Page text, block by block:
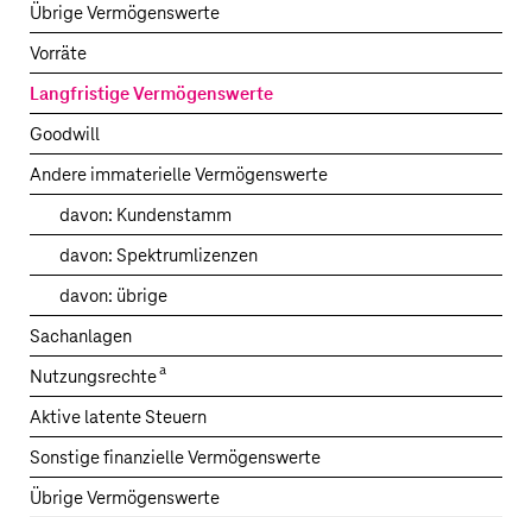
Schulden
Übrige Vermögenswerte
Vorräte
Langfristige Vermögenswerte
Goodwill
Andere immaterielle Vermögenswerte
davon: Kundenstamm
davon: Spektrumlizenzen
davon: übrige
Sachanlagen
Nutzungsrechtea
Aktive latente Steuern
Sonstige finanzielle Vermögenswerte
Übrige Vermögenswerte